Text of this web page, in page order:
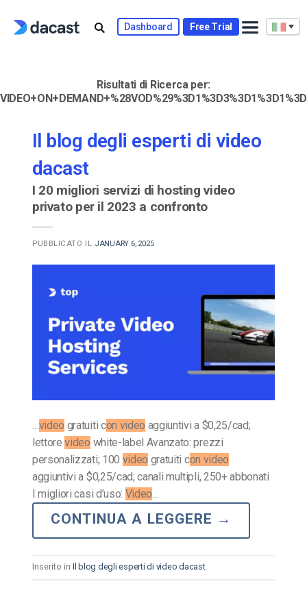
Dashboard Free Trial
Risultati di Ricerca per:
Il blog degli esperti di video
dacast
I 20 migliori servizi di hosting video
privato per il 2023 a confronto
PUBBLICATO IL JANUARY 6, 2025
…video gratuiti con video aggiuntivi a $0,25/cad;
lettorevideo white-label Avanzato: prezzi
personalizzati; 100 video gratuiti con video
aggiuntivi a $0,25/cad; canali multipli, 250+ abbonati
I migliori casi d’uso: Video…
CONTINUA A LEGGERE →
Inserito in Il blog degli esperti di video dacast